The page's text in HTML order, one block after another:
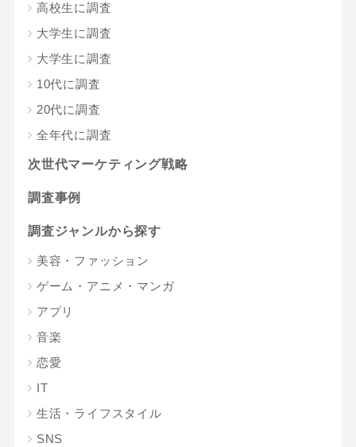
高校生に調査
大学生に調査
大学生に調査
10代に調査
20代に調査
全年代に調査
次世代マーケティング戦略
調査事例
調査ジャンルから探す
美容・ファッション
ゲーム・アニメ・マンガ
アプリ
音楽
恋愛
IT
生活・ライフスタイル
SNS